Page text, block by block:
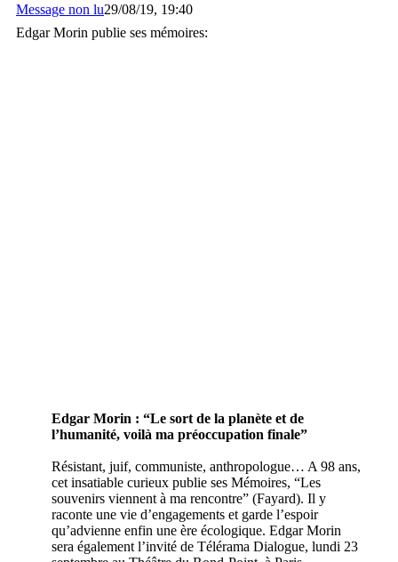
Message non lu29/08/19, 19:40
Edgar Morin publie ses mémoires:
Edgar Morin : “Le sort de la planète et de
l’humanité, voilà ma préoccupation finale”
Résistant, juif, communiste, anthropologue… A 98 ans,
cet insatiable curieux publie ses Mémoires, “Les
souvenirs viennent à ma rencontre” (Fayard). Il y
raconte une vie d’engagements et garde l’espoir
qu’advienne enfin une ère écologique. Edgar Morin
sera également l’invité de Télérama Dialogue, lundi 23